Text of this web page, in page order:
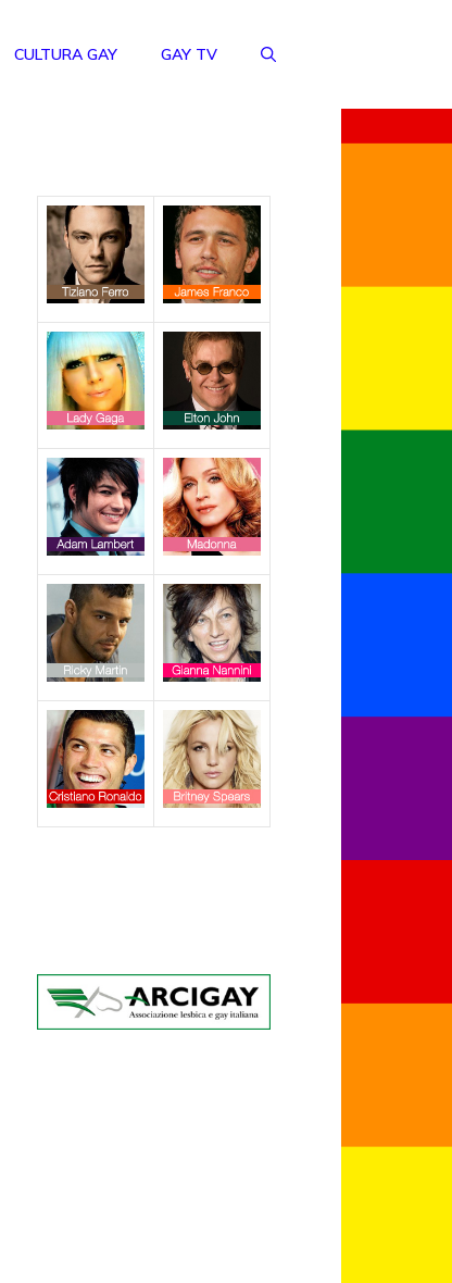
CULTURA GAY GAY TV